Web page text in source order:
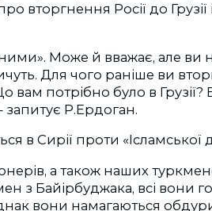
вторгнення Росії до Грузії
Може й вважає, але ви
Для чого раніше ви
вам потрібно було в
запитує Р.Ердоган.
в Сирії проти «Ісламської
а також наших
з Байірбуджака, всі вони
вони намагаються